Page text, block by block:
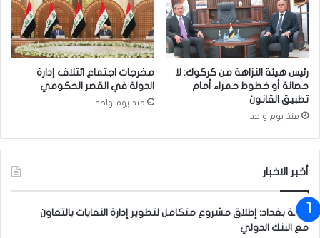
3
م
ل
ا
ي
ي
ن
"
ط
ق
ب
ي
رئيس هيئة النزاهة من كركوك: لا
حصانة أو خطوط حمراء أمام
تطبيق القانون
منذ يوم واحد
مخرجات اجتماع ائتلاف إدارة
الدولة في القصر الحكومي
منذ يوم واحد
أخبر الاخبار
أمانة بغداد: إطلاق مشروع متكامل لتطوير إدارة النفايات بالتعاون
مع البنك الدولي